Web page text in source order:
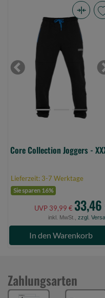
Collection
Joggers
XXXLPrevious
Core Collection Joggers -
Lieferzeit: 3-7 Werktage
Sie sparen 16%
UVP 39,99 €
inkl. MwSt., zzgl.
In den Warenkorb
Zahlungsarten